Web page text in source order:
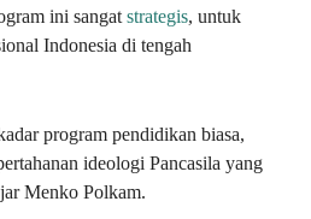
ini sangat strategis, untuk
Indonesia di tengah
program pendidikan biasa,
ideologi Pancasila yang
Menko Polkam.